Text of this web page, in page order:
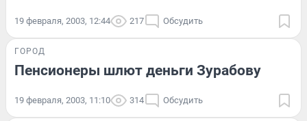
19 февраля, 2003, 12:44 217 Обсудить
ГОРОД
Пенсионеры шлют деньги Зурабову
19 февраля, 2003, 11:10 314 Обсудить